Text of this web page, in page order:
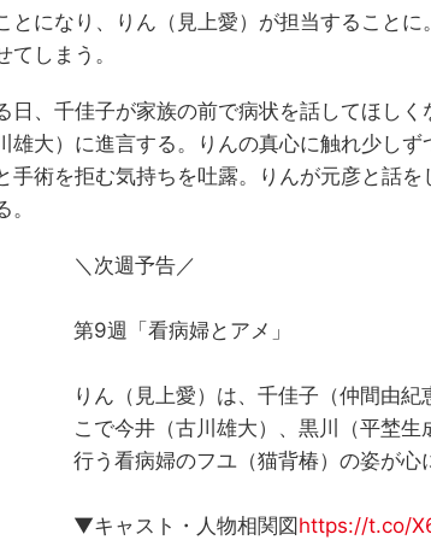
とになり、りん（見上愛）が担当すること
てしまう。
日、千佳子が家族の前で病状を話してほし
雄大）に進言する。りんの真心に触れ少しず
手術を拒む気持ちを吐露。りんが元彦と話
＼次週予告／
第9週「看病婦とアメ」
りん（見上愛）は、千佳子（仲間由
こで今井（古川雄大）、黒川（平埜生
行う看病婦のフユ（猫背椿）の姿が心
▼キャスト・人物相関図https://t.co/